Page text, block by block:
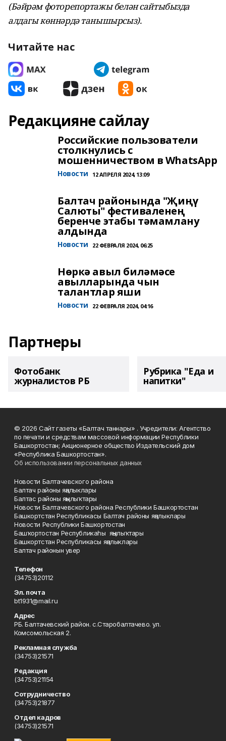
(Бәйрәм фоторепортажы белән сайтыбызда
алдагы көннәрдә танышырсыз).
Читайте нас
Редакцияне сайлау
Российские пользователи
столкнулись с
мошенничеством в WhatsApp
Новости 12 АПРЕЛЯ 2024, 13:09
Балтач районында "Җиңү
Салюты" фестиваленең
беренче этабы тәмамлану
алдында
Новости 22 ФЕВРАЛЯ 2024, 06:25
Нөркә авыл биләмәсе
авылларында чын
талантлар яши
Новости 22 ФЕВРАЛЯ 2024, 04:16
Партнеры
Фотобанк
журналистов РБ
Рубрика "Еда и
напитки"
© 2026 Сайт газеты «Балтач таннары» . Учредители: Агентство
по печати и средствам массовой информации Республики
Башкортостан; Акционерное общество Издательский дом
«Республика Башкортостан».
Об использовании персональных данных
Новости Балтачевского района
Балтач районы яңалыклары
Балтас районы яңылыҡтары
Новости Балтачевского района Республики Башкортостан
Башкортстан Республикасы Балтач районы яңалыклары
Новости Республики Башкортостан
Башҡортостан Республикаһы яңылыҡтары
Башкортстан Республикасы яңалыклары
Балтач районын увер
Телефон
(34753)20112
Эл. почта
bt1931@mail.ru
Адрес
РБ. Балтачевский район. с.Старобалтачево. ул.
Комсомольская 2.
Рекламная служба
(34753)21571
Редакция
(34753)21154
Сотрудничество
(34753)21877
Отдел кадров
(34753)21571